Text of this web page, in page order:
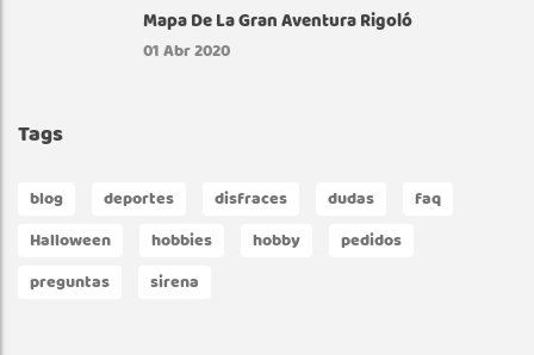
Mapa De La Gran Aventura Rigoló
01Abr 2020
Tags
blog deportes disfraces dudas
faq
Halloween
hobbies hobby
pedidos
preguntas
sirena